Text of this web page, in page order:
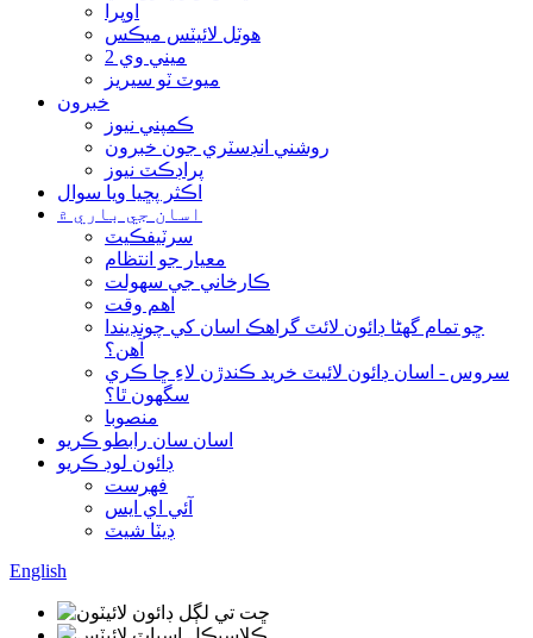
اوپرا
هوٽل لائيٽس ميڪس
ميني وي 2
ميوٽ ٽو سيريز
خبرون
ڪمپني نيوز
روشني انڊسٽري جون خبرون
پراڊڪٽ نيوز
اڪثر پڇيا ويا سوال
اسان جي باري ۾
سرٽيفڪيٽ
معيار جو انتظام
ڪارخاني جي سهولت
اهم وقت
ڇو تمام گهڻا ڊائون لائٽ گراهڪ اسان کي چونڊيندا
آهن؟
سروس - اسان ڊائون لائيٽ خريد ڪندڙن لاءِ ڇا ڪري
سگهون ٿا؟
منصوبا
اسان سان رابطو ڪريو
ڊائون لوڊ ڪريو
فهرست
آئي اي ايس
ڊيٽا شيٽ
English